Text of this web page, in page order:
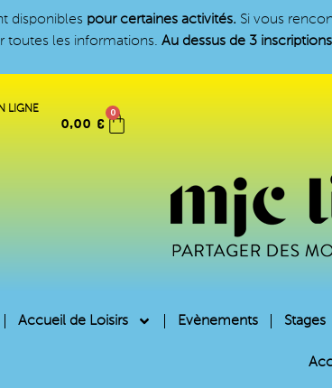
disponibles pour certaines activités. Si vous
toutes les informations. Au dessus de 3 inscriptions
LIGNE
0,00 €
0
Accueil de Loisirs Evènements Stages